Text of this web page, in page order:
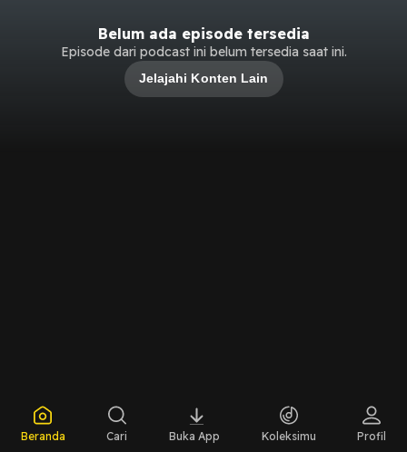
Belum ada episode tersedia
Episode dari podcast ini belum tersedia saat ini.
Jelajahi Konten Lain
Beranda Cari Buka App Koleksimu Profil